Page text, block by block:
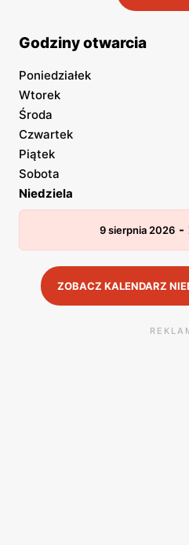
Godziny otwarcia
Poniedziałek
Wtorek
Środa
Czwartek
Piątek
Sobota
Niedziela
9 sierpnia 2026 -
ZOBACZ KALENDARZ